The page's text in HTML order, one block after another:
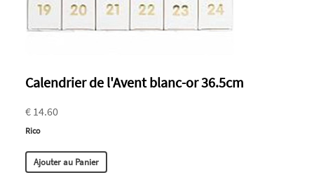
Calendrier de l'Avent blanc-or 36.5cm
€ 14.60
Rico
Ajouter au Panier